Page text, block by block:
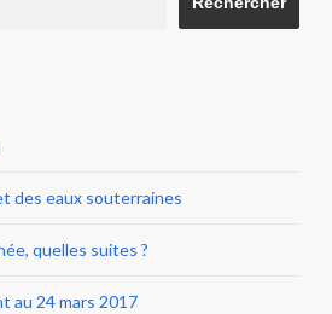
des eaux souterraines
quelles suites ?
au 24 mars 2017